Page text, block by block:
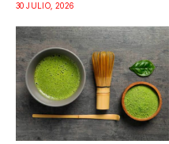
30 JULIO, 2026